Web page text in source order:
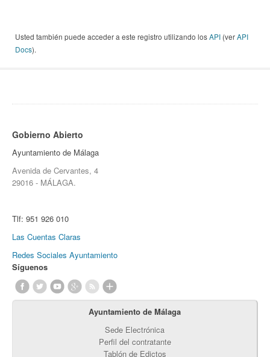
Usted también puede acceder a este registro utilizando losAPI (verAPI
Docs).
Gobierno Abierto
Ayuntamiento de Málaga
Avenida de Cervantes, 4
29016 - MÁLAGA.
Tlf: 951 926 010
Las Cuentas Claras
Redes Sociales Ayuntamiento
Síguenos
Ayuntamiento de Málaga
Sede Electrónica
Perfil del contratante
Tablón de Edictos